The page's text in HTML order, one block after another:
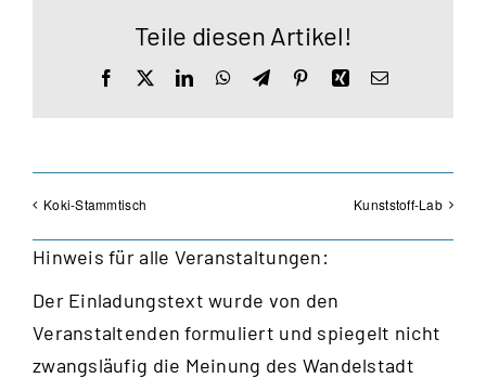
Teile diesen Artikel!
Facebook LinkedInWhatsApp
TelegramPinterestXingE-
Koki-Stammtisch Kunststoff-Lab
Hinweis für alle Veranstaltungen:
Der Einladungstext wurde von den
Veranstaltenden formuliert und spiegelt nicht
zwangsläufig die Meinung des Wandelstadt